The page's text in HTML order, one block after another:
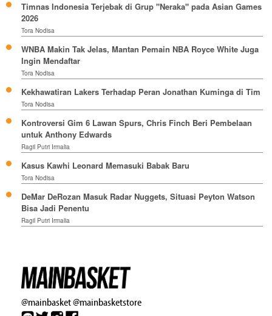
Timnas Indonesia Terjebak di Grup "Neraka" pada Asian Games
2026
Tora Nodisa
WNBA Makin Tak Jelas, Mantan Pemain NBA Royce White Juga
Ingin Mendaftar
Tora Nodisa
Kekhawatiran Lakers Terhadap Peran Jonathan Kuminga di Tim
Tora Nodisa
Kontroversi Gim 6 Lawan Spurs, Chris Finch Beri Pembelaan
untuk Anthony Edwards
Ragil Putri Irmalia
Kasus Kawhi Leonard Memasuki Babak Baru
Tora Nodisa
DeMar DeRozan Masuk Radar Nuggets, Situasi Peyton Watson
Bisa Jadi Penentu
Ragil Putri Irmalia
@mainbasket@mainbasketstore